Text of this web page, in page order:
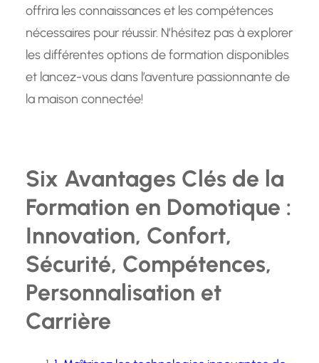
offrira les connaissances et les compétences
nécessaires pour réussir. N’hésitez pas à explorer
les différentes options de formation disponibles
et lancez-vous dans l’aventure passionnante de
la maison connectée!
Six Avantages Clés de la
Formation en Domotique :
Innovation, Confort,
Sécurité, Compétences,
Personnalisation et
Carrière